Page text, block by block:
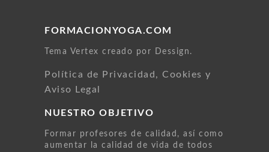
FORMACIONYOGA.COM
Tema Vertex creado por Dessign.
Política de Privacidad, Cookies y
Aviso Legal
NUESTRO OBJETIVO
Formar profesores de calidad, así como
aumentar la calidad de vida de todos